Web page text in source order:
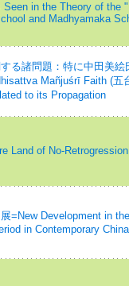
in the Theory of the
and Madhyamaka
る諸問題：特に中田美
Mañjuśrī Faith (五
to its Propagation
Land of No-
=New Development in
in Contemporary China